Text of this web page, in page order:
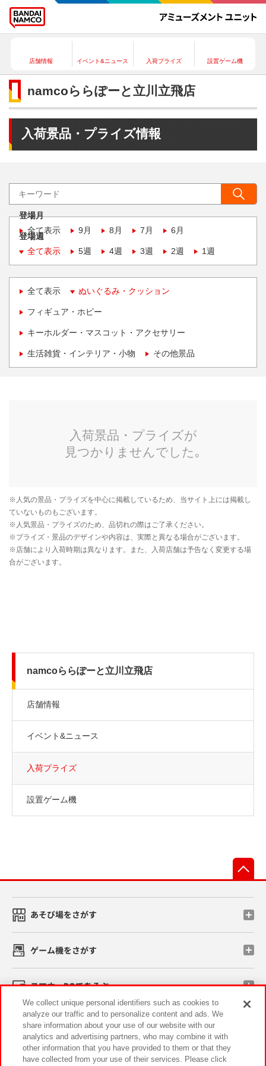
店舗情報 イベント&ニュース 入荷プライズ 設置ゲーム機
namcoららぽーと立川立飛店
入荷景品・プライズ情報
登場月
全て表示
9月 8月 7月 6月
登場週
全て表示
5週 4週 3週 2週 1週
全て表示 ぬいぐるみ・クッション
フィギュア・ホビー
キーホルダー・マスコット・アクセサリー
生活雑貨・インテリア・小物 その他景品
namcoららぽーと立川立飛店
店舗情報
イベント&ニュース
入荷プライズ
設置ゲーム機
あそび場をさがす
ゲーム機をさがす
スマホ・PCであそぶ
イベント・キャンペーン
We collect unique personal identifiers such as cookies to
analyze our traffic and to personalize content and ads. We
share information about your use of our website with our
analytics and advertising partners, who may combine it with
other information that you have provided to them or that they
have collected from your use of their services. Please click